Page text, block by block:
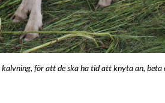
för att de ska ha tid att knyta an, beta